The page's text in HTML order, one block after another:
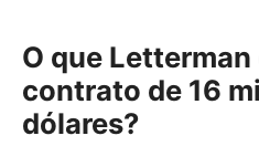
O que
contrato de 16
dólares?